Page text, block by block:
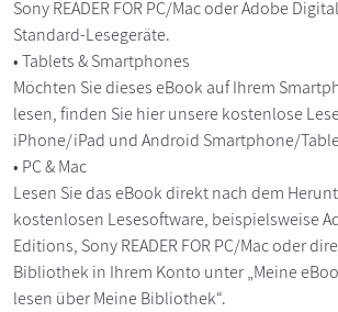
Sony READER FOR PC/Mac oder Adobe
Standard-Lesegeräte.
• Tablets & Smartphones
Möchten Sie dieses eBook auf Ihrem
lesen, finden Sie hier unsere kostenlose
iPhone/iPad und Android Smartphone/
• PC & Mac
Lesen Sie das eBook direkt nach dem
kostenlosen Lesesoftware, beispielsweise
Editions, Sony READER FOR PC/Mac oder
Bibliothek in Ihrem Konto unter „Meine
lesen über Meine Bibliothek“.